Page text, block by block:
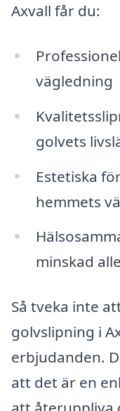
Axvall får du:
vägledning
golvets
Estetiska
hemmets
minskad
Så tveka inte
golvslipning i
erbjudanden.
att det är en